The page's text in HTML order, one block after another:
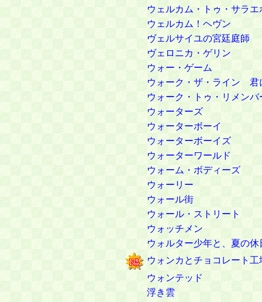
ウェルカム・トゥ・サラエ
ウェルカム！ヘヴン
ヴェルサイユの宮廷庭師
ヴェロニカ・ゲリン
ウォー・ゲーム
ウォーク・ザ・ライン 君
ウォーク・トゥ・リメンバ
ウォーターズ
ウォーターボーイ
ウォーターボーイズ
ウォーターワールド
ウォーム・ボディーズ
ウォーリー
ウォール街
ウォール・ストリート
ウォッチメン
ウォルター少年と、夏の休
ウォンカとチョコレート工
ウォンテッド
浮き雲